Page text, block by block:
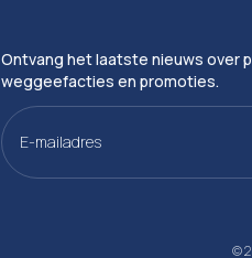
Ontvang het laatste nieuws over
weggeefacties en promoties.
E-
mailadres
(Vereist)
©